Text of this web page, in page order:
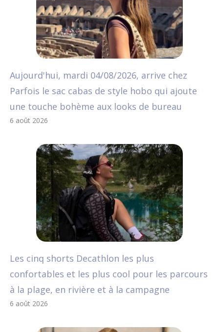
Aujourd'hui, mardi 04/08/2026, arrive chez
Parfois le sac cabas de style hobo qui ajoute
une touche bohème aux looks de bureau
6 août 2026
Les cinq shorts Decathlon les plus
confortables et les plus cool pour les parcours
à la plage, en rivière et à la campagne
6 août 2026